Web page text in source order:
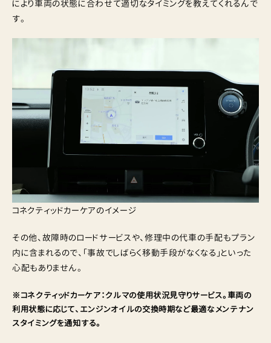
により車両の状態に合わせて適切なタイミングを教えてくれるんで
す。
コネクティッドカーケアのイメージ
その他、故障時のロードサービスや、修理中の代車の手配もプラン
内に含まれるので、「事故でしばらく移動手段がなくなる」といった
心配もありません。
※コネクティッドカーケア：クルマの使用状況見守りサービス。車両の
利用状態に応じて、エンジンオイルの交換時期など最適なメンテナン
スタイミングを通知する。